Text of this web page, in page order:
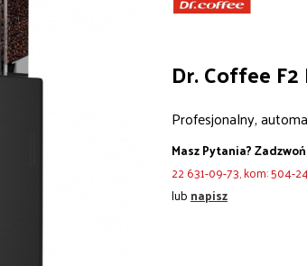
Dr. Coffee F2
Profesjonalny,
Masz Pytania?
22 631-09-73, kom: 504-
lubnapisz